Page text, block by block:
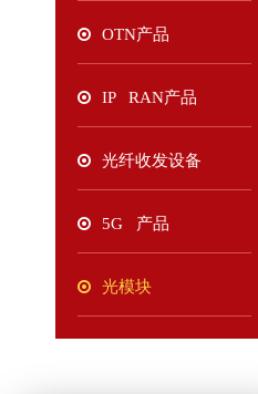
OTN产品
IP RAN产品
光纤收发设备
5G 产品
光模块